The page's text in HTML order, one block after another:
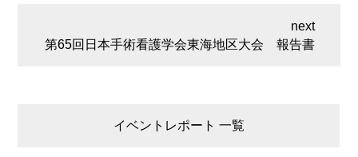
第65回日本手術看護学会東海地区大会 報告書
イベントレポート 一覧